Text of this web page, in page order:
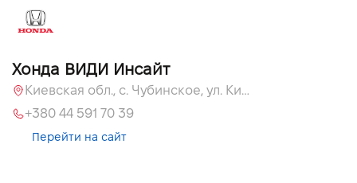
Хонда ВИДИ Инсайт
Киевская обл., c. Чубинское, ул. Киевская, 55
+380 44 591 70 39
Перейти на сайт